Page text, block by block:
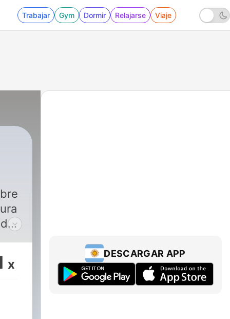
Trabajar Gym Dormir Relajarse Viaje
x
DESCARGAR APP